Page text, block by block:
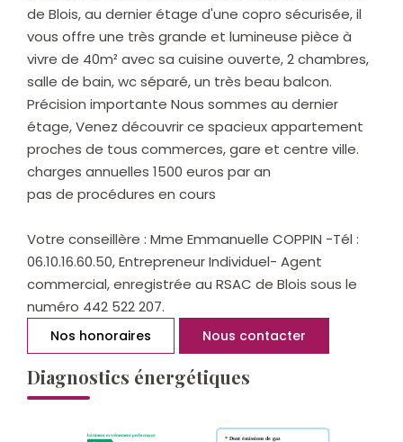
de Blois, au dernier étage d'une copro sécurisée, il
vous offre une très grande et lumineuse pièce à
vivre de 40m² avec sa cuisine ouverte, 2 chambres,
salle de bain, wc séparé, un très beau balcon.
Précision importante Nous sommes au dernier
étage, Venez découvrir ce spacieux appartement
proches de tous commerces, gare et centre ville.
charges annuelles 1500 euros par an
pas de procédures en cours
Votre conseillère : Mme Emmanuelle COPPIN -Tél :
06.10.16.60.50, Entrepreneur Individuel- Agent
commercial, enregistrée au RSAC de Blois sous le
numéro 442 522 207.
Nos honoraires Nous contacter
Diagnostics énergétiques